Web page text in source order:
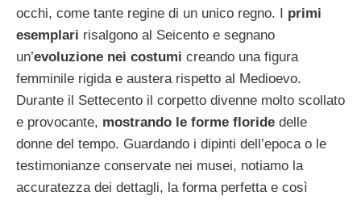
occhi, come tante regine di un unico regno. I primi
esemplari risalgono al Seicento e segnano
un’evoluzione nei costumi creando una figura
femminile rigida e austera rispetto al Medioevo.
Durante il Settecento il corpetto divenne molto scollato
e provocante, mostrando le forme floride delle
donne del tempo. Guardando i dipinti dell’epoca o le
testimonianze conservate nei musei, notiamo la
accuratezza dei dettagli, la forma perfetta e così